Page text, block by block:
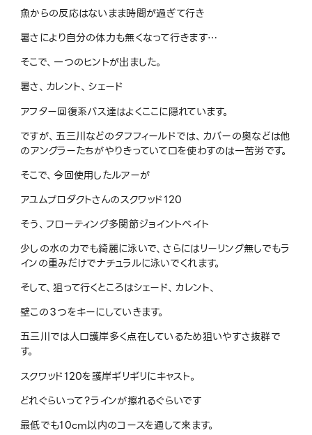
魚からの反応はないまま時間が過ぎて行き
暑さにより自分の体力も無くなって行きます…
そこで、一つのヒントが出ました。
暑さ、カレント、シェード
アフター回復系バス達はよくここに隠れています。
ですが、五三川などのタフフィールドでは、カバーの奥などは他
のアングラーたちがやりきっていて口を使わすのは一苦労です。
そこで、今回使用したルアーが
アユムプロダクトさんのスクワッド120
そう、フローティング多関節ジョイントベイト
少しの水の力でも綺麗に泳いで、さらにはリーリング無しでもラ
インの重みだけでナチュラルに泳いでくれます。
そして、狙って行くところはシェード、カレント、
壁この３つをキーにしていきます。
五三川では人口護岸多く点在しているため狙いやすさ抜群で
す。
スクワッド120を護岸ギリギリにキャスト。
どれぐらいって？ラインが擦れるぐらいです
最低でも10cm以内のコースを通して来ます。